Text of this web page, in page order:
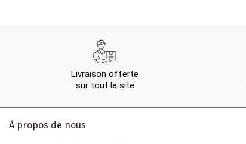
Livraison offerte
sur tout le site
À propos de nous